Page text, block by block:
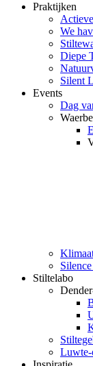
Praktijken
We
Diepe
Silent
Events
Dag
Stiltelabo
Luwte-